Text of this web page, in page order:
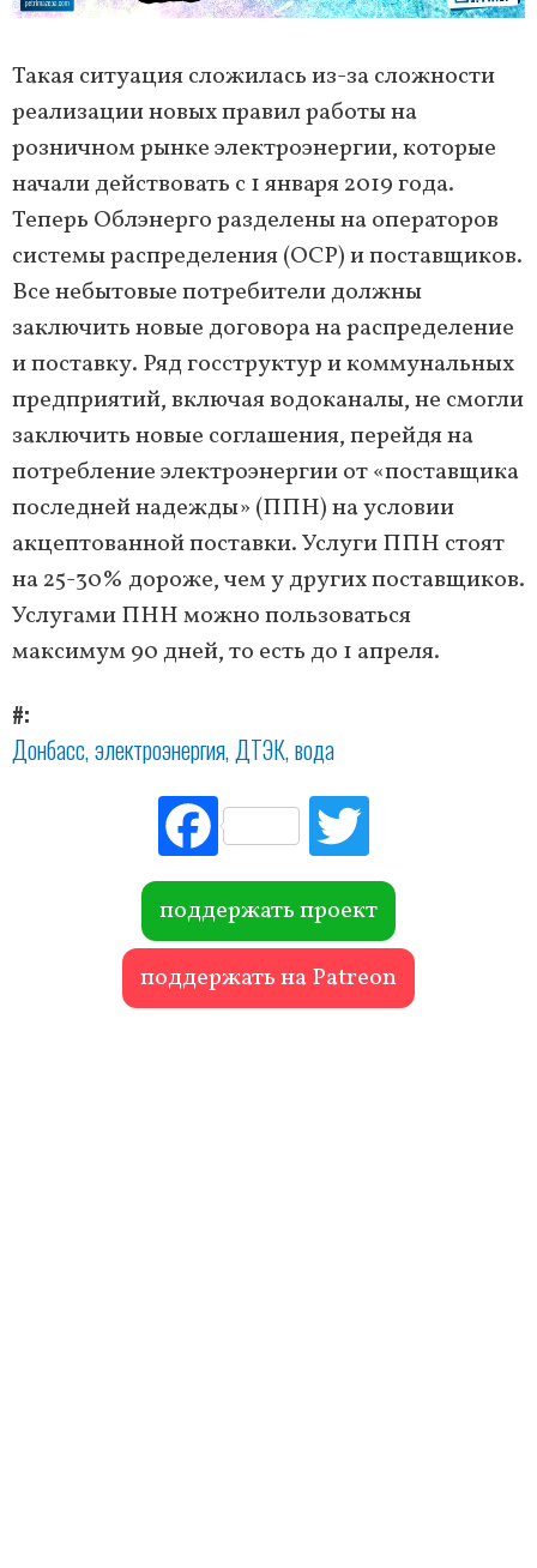
Такая ситуация сложилась из-за сложности
реализации новых правил работы на
розничном рынке электроэнергии, которые
начали действовать с 1 января 2019 года.
Теперь Облэнерго разделены на операторов
системы распределения (ОСР) и поставщиков.
Все небытовые потребители должны
заключить новые договора на распределение
и поставку. Ряд госструктур и коммунальных
предприятий, включая водоканалы, не смогли
заключить новые соглашения, перейдя на
потребление электроэнергии от «поставщика
последней надежды» (ППН) на условии
акцептованной поставки. Услуги ППН стоят
на 25-30% дороже, чем у других поставщиков.
Услугами ПНН можно пользоваться
максимум 90 дней, то есть до 1 апреля.
#
Донбасс электроэнергия ДТЭК вода
Fac
ebo
ok r
поддержать проект
поддержать на Patreon